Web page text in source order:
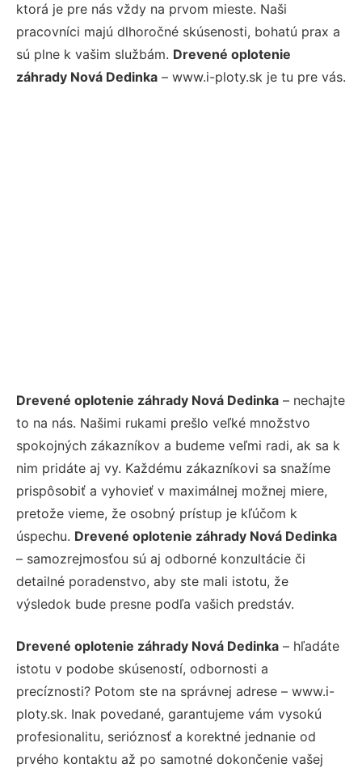
ktorá je pre nás vždy na prvom mieste. Naši
pracovníci majú dlhoročné skúsenosti, bohatú prax a
sú plne k vašim službám. Drevené oplotenie
záhrady Nová Dedinka – www.i-ploty.sk je tu pre vás.
Drevené oplotenie záhrady Nová Dedinka – nechajte
to na nás. Našimi rukami prešlo veľké množstvo
spokojných zákazníkov a budeme veľmi radi, ak sa k
nim pridáte aj vy. Každému zákazníkovi sa snažíme
prispôsobiť a vyhovieť v maximálnej možnej miere,
pretože vieme, že osobný prístup je kľúčom k
úspechu. Drevené oplotenie záhrady Nová Dedinka
– samozrejmosťou sú aj odborné konzultácie či
detailné poradenstvo, aby ste mali istotu, že
výsledok bude presne podľa vašich predstáv.
Drevené oplotenie záhrady Nová Dedinka – hľadáte
istotu v podobe skúseností, odbornosti a
precíznosti? Potom ste na správnej adrese – www.i-
ploty.sk. Inak povedané, garantujeme vám vysokú
profesionalitu, serióznosť a korektné jednanie od
prvého kontaktu až po samotné dokončenie vašej